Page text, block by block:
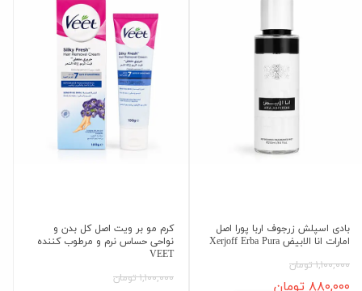
بادی اسپلش زرجوف اربا پورا اصل
امارات انا الابیض Xerjoff Erba Pura
۱,۱۰۰,۰۰۰ تومان
۸۸۰,۰۰۰ تومان
کرم مو بر ویت اصل کل بدن و
نواحی حساس نرم و مرطوب کننده
VEET
۱,۱۰۰,۰۰۰ تومان